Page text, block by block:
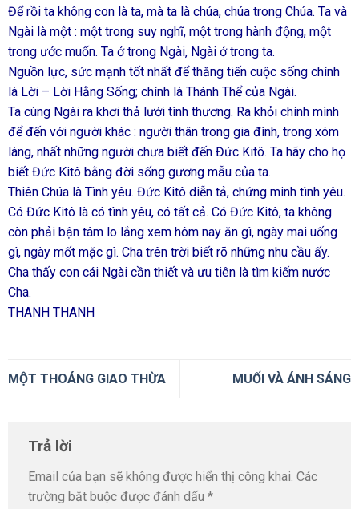
Để rồi ta không con là ta, mà ta là chúa, chúa trong Chúa. Ta và
Ngài là một : một trong suy nghĩ, một trong hành động, một
trong ước muốn. Ta ở trong Ngài, Ngài ở trong ta.
Nguồn lực, sức mạnh tốt nhất để thăng tiến cuộc sống chính
là Lời – Lời Hằng Sống; chính là Thánh Thể của Ngài.
Ta cùng Ngài ra khơi thả lưới tình thương. Ra khỏi chính mình
để đến với người khác : người thân trong gia đình, trong xóm
làng, nhất những người chưa biết đến Đức Kitô. Ta hãy cho họ
biết Đức Kitô bằng đời sống gương mẫu của ta.
Thiên Chúa là Tình yêu. Đức Kitô diễn tả, chứng minh tình yêu.
Có Đức Kitô là có tình yêu, có tất cả. Có Đức Kitô, ta không
còn phải bận tâm lo lắng xem hôm nay ăn gì, ngày mai uống
gì, ngày mốt mặc gì. Cha trên trời biết rõ những nhu cầu ấy.
Cha thấy con cái Ngài cần thiết và ưu tiên là tìm kiếm nước
Cha.
THANH THANH
MỘT THOÁNG GIAO THỪA MUỐI VÀ ÁNH SÁNG
Trả lời
Email của bạn sẽ không được hiển thị công khai. Các
trường bắt buộc được đánh dấu *